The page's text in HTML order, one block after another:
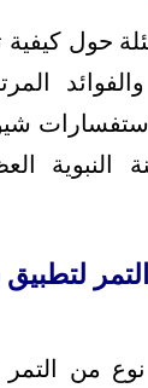
حول
من التمر